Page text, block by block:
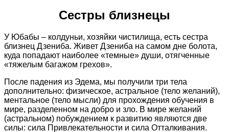
Сестры близнецы
У Юбабы – колдуньи, хозяйки чистилища, есть сестра
близнец Дзениба. Живет Дзениба на самом дне болота,
куда попадают наиболее «темные» души, отягченные
«тяжелым багажом грехов».
После падения из Эдема, мы получили три тела
дополнительно: физическое, астральное (тело желаний),
ментальное (тело мысли) для прохождения обучения в
мире, разделенном на добро и зло. В мире желаний
(астральном) побуждением к развитию являются две
силы: сила Привлекательности и сила Отталкивания.